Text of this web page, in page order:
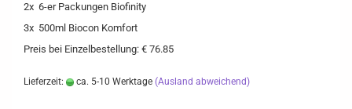
2x 6-er Packungen Biofinity
3x 500ml Biocon Komfort
Preis bei Einzelbestellung: € 76.85
Lieferzeit: ca. 5-10 Werktage (Ausland abweichend)